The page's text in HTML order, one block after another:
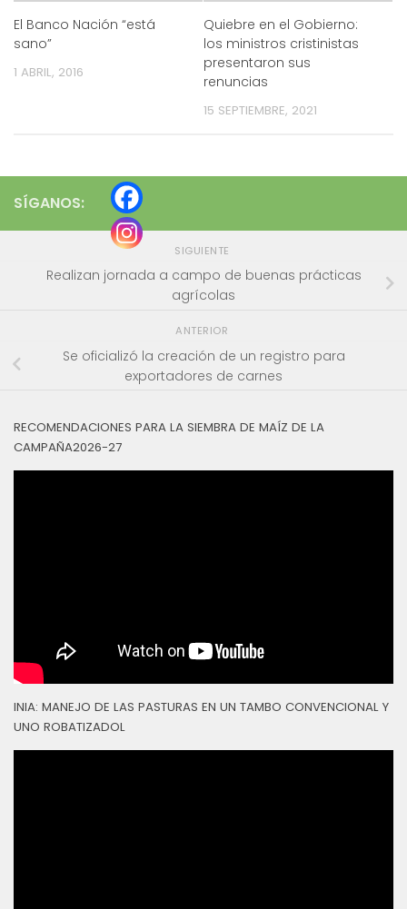
El Banco Nación “está
sano”
1 ABRIL, 2016
Quiebre en el Gobierno:
los ministros cristinistas
presentaron sus
renuncias
15 SEPTIEMBRE, 2021
SÍGANOS:
SIGUIENTE
Realizan jornada a campo de buenas prácticas
agrícolas
ANTERIOR
Se oficializó la creación de un registro para
exportadores de carnes
RECOMENDACIONES PARA LA SIEMBRA DE MAÍZ DE LA
CAMPAÑA2026-27
INIA: MANEJO DE LAS PASTURAS EN UN TAMBO CONVENCIONAL Y
UNO ROBATIZADOL